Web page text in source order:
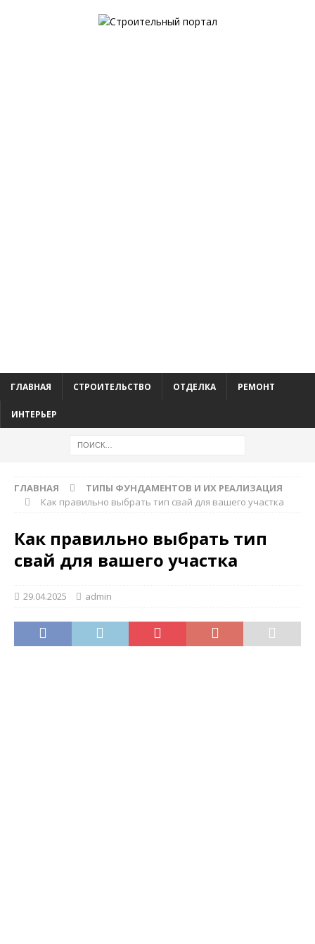
ГЛАВНАЯ СТРОИТЕЛЬСТВО ОТДЕЛКА РЕМОНТ
ИНТЕРЬЕР
ГЛАВНАЯ
ТИПЫ ФУНДАМЕНТОВ И ИХ РЕАЛИЗАЦИЯ
Как правильно выбрать тип свай для вашего участка
Как правильно выбрать тип
свай для вашего участка
29.04.2025 admin